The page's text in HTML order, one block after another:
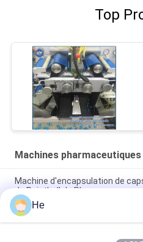
Top
Machines pharmaceutiques
Machine d'encapsulation de
de Paintball de Pharma
Machine de gélule avec la
d'alimentation
He